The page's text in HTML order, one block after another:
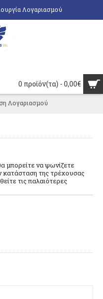
Λογαριασμού
0 προϊόν(τα) - 0,00€
Λογαριασμού
μπορείτε να ψωνίζετε
κατάσταση της τρέχουσας
τις παλαιότερες